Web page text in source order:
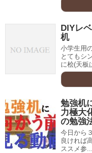
DIYレ
机
小学生用
とてもシ
に桧(天板
勉強机
力極大
の勉強
今日から
良ければ
ススメ参